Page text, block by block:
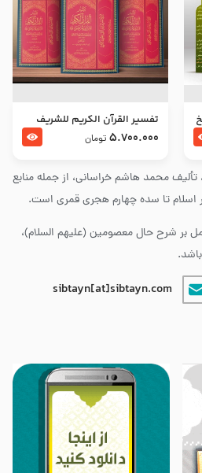
محمد هاشم خراسانی، از جمله منابع
اسلام تا سده چهارم هجری قمری است.
بر شرح حال معصومین (علیهم السلام)،
sibtayn[at]sibtayn.com
تفسير القرآن الكريم للشريف
المرتضي قدس سرّه
5.700.000 تومان